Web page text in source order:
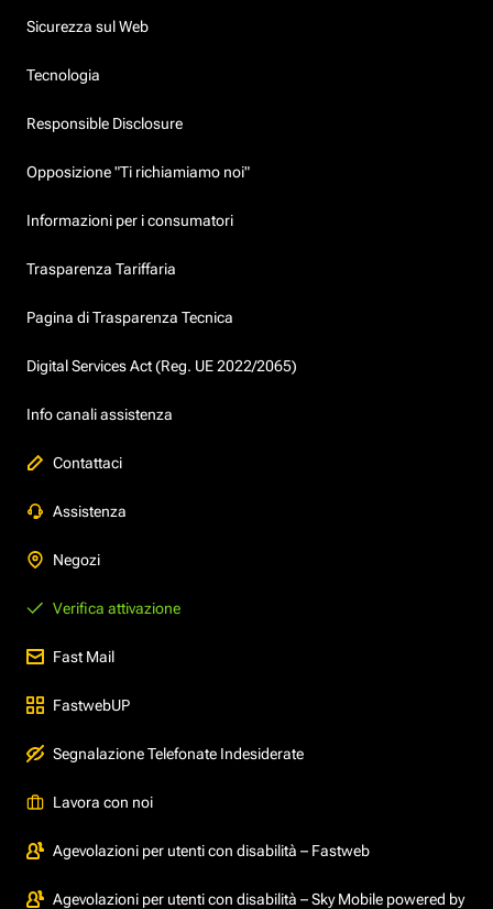
Sicurezza sul Web
Tecnologia
Responsible Disclosure
Opposizione "Ti richiamiamo noi"
Informazioni per i consumatori
Trasparenza Tariffaria
Pagina di Trasparenza Tecnica
Digital Services Act (Reg. UE 2022/2065)
Info canali assistenza
Contattaci
Assistenza
Negozi
Verifica attivazione
Fast Mail
FastwebUP
Segnalazione Telefonate Indesiderate
Lavora con noi
Agevolazioni per utenti con disabilità – Fastweb
Agevolazioni per utenti con disabilità – Sky Mobile powered by